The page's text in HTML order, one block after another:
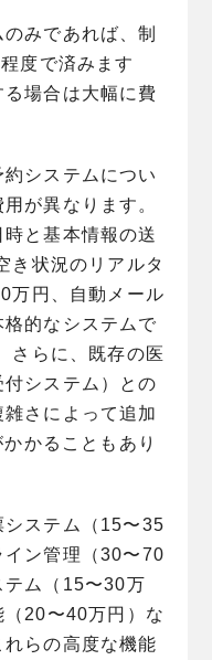
みであれば、制
度で済みます
場合は大幅に費
システムについ
が異なります。
と基本情報の送
き状況のリアルタ
万円、自動メール
的なシステムで
さらに、既存の医
システム）との
さによって追加
かることもあり
システム（15〜35
ン管理（30〜70
テム（15〜30万
（20〜40万円）な
らの高度な機能